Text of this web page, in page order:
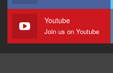
Youtube
Join us on Youtube